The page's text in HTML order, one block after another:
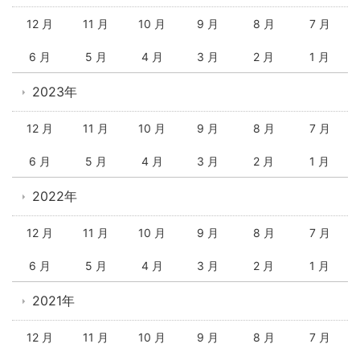
12 月 11 月 10 月 9 月 8 月 7 月
6 月 5 月 4 月 3 月 2 月 1 月
2023年
12 月 11 月 10 月 9 月 8 月 7 月
6 月 5 月 4 月 3 月 2 月 1 月
2022年
12 月 11 月 10 月 9 月 8 月 7 月
6 月 5 月 4 月 3 月 2 月 1 月
2021年
12 月 11 月 10 月 9 月 8 月 7 月